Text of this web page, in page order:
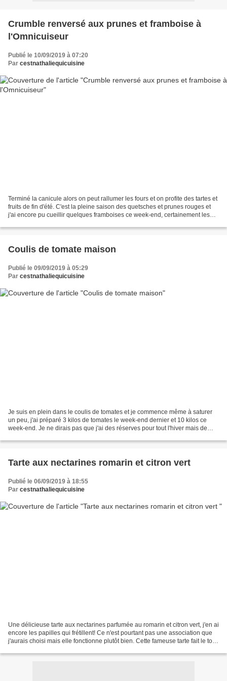
Crumble renversé aux prunes et framboise à
l'Omnicuiseur
Publié le 10/09/2019 à 07:20
Par cestnathaliequicuisine
Terminé la canicule alors on peut rallumer les fours et on profite des tartes et
fruits de fin d'été. C'est la pleine saison des quetsches et prunes rouges et
j'ai encore pu cueillir quelques framboises ce week-end, certainement les
Coulis de tomate maison
Publié le 09/09/2019 à 05:29
Par cestnathaliequicuisine
Je suis en plein dans le coulis de tomates et je commence même à saturer
un peu, j'ai préparé 3 kilos de tomates le week-end dernier et 10 kilos ce
week-end. Je ne dirais pas que j'ai des réserves pour tout l'hiver mais de
Tarte aux nectarines romarin et citron vert
Publié le 06/09/2019 à 18:55
Par cestnathaliequicuisine
Une délicieuse tarte aux nectarines parfumée au romarin et citron vert, j'en ai
encore les papilles qui frétillent! Ce n'est pourtant pas une association que
j'aurais choisi mais elle fonctionne plutôt bien. Cette fameuse tarte fait le tour